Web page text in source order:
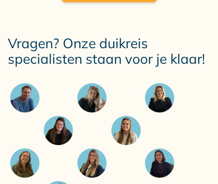
Vragen? Onze duikreis
specialisten staan voor je klaar!